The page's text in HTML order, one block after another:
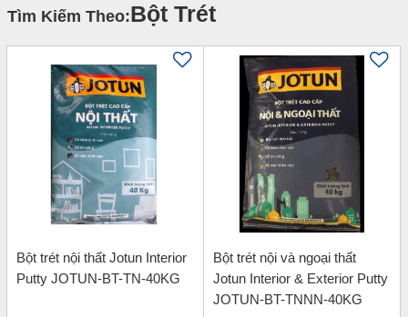
Tìm Kiếm Theo:Bột Trét
Bột trét nội thất Jotun Interior
Putty JOTUN-BT-TN-40KG
Bột trét nội và ngoại thất
Jotun Interior & Exterior Putty
JOTUN-BT-TNNN-40KG